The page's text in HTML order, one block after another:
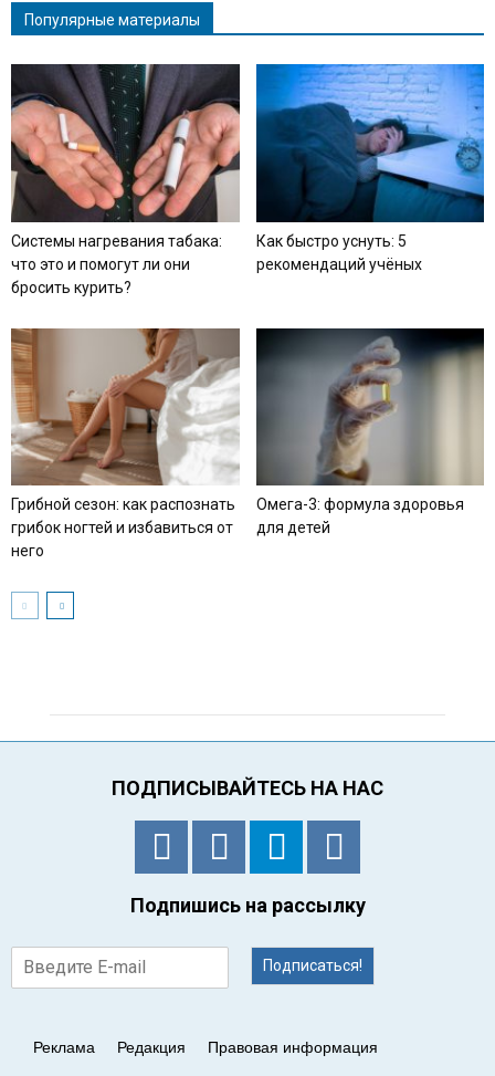
Популярные материалы
Системы нагревания табака:
что это и помогут ли они
бросить курить?
Как быстро уснуть: 5
рекомендаций учёных
Грибной сезон: как распознать
грибок ногтей и избавиться от
него
Омега-3: формула здоровья
для детей
ПОДПИСЫВАЙТЕСЬ НА НАС
Подпишись на рассылку
Подписаться!
Реклама Редакция Правовая информация